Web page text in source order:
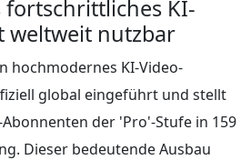
fortschrittliches KI-
weltweit nutzbar
hochmodernes KI-Video-
global eingeführt und stellt
der 'Pro'-Stufe in 159
Dieser bedeutende Ausbau